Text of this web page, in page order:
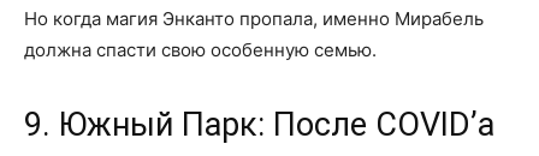
Но когда магия Энканто пропала, именно Мирабель
должна спасти свою особенную семью.
9. Южный Парк: После COVID’а